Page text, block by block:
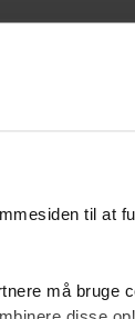
til at
må bruge
bolig for hos